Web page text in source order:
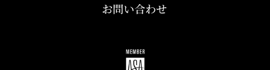
お問い合わせ